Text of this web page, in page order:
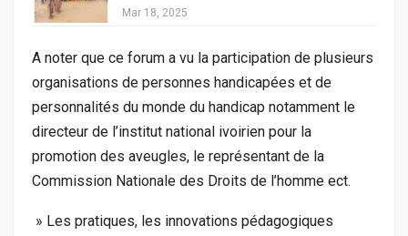
Mar 18, 2025
A noter que ce forum a vu la participation de plusieurs
organisations de personnes handicapées et de
personnalités du monde du handicap notamment le
directeur de l’institut national ivoirien pour la
promotion des aveugles, le représentant de la
Commission Nationale des Droits de l’homme ect.
» Les pratiques, les innovations pédagogiques